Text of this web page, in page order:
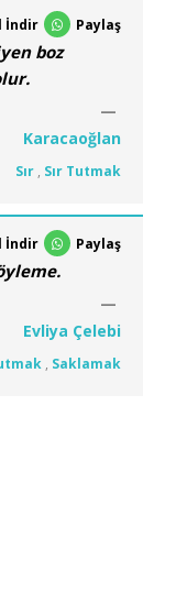
İndir Paylaş
boz
Karacaoğlan
Sır , Sır Tutmak
İndir Paylaş
Evliya Çelebi
, Saklamak